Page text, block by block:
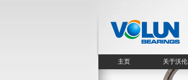
主页 关于沃伦